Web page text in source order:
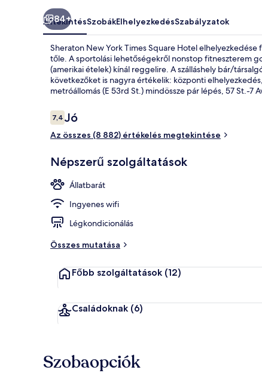
84+
ÁttekintésSzobákElhelyezkedésSzabályzatok
Sheraton New York Times Square Hotel elhelyezkedése
tőle. A sportolási lehetőségekről nonstop fitneszterem
(amerikai ételek) kínál reggelire. A szálláshely bár/
következőket is nagyra értékelik: központi
metróállomás (E 53rd St.) mindössze pár lépés, 57 St.-7
Értékelések
7,47,4 ennyiből: 10
Jó
Az összes (8 882) értékelés megtekintése
Népszerű szolgáltatások
Állatbarát
Ingyenes wifi
Légkondicionálás
Összes mutatása
Főbb szolgáltatások (12)
Családoknak (6)
Szobaopciók